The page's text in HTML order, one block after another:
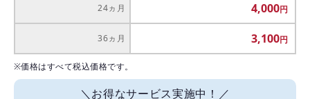
24ヵ月 4,000
36ヵ月 3,100
※価格はすべて税込価格です。
＼お得なサービス実施中！／